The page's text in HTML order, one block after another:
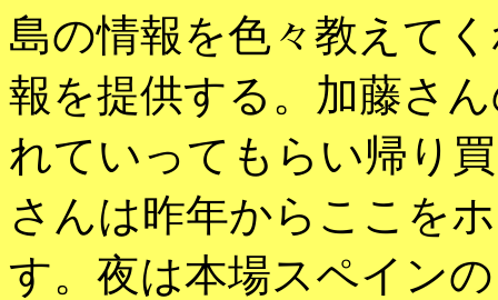
島の情報を色々教えて
報を提供する。加藤さ
れていってもらい帰り
さんは昨年からここを
す。夜は本場スペイン